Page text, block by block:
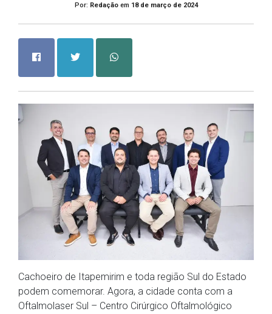
Por: Redaçãoem 18 de março de 2024
Cachoeiro de Itapemirim e toda região Sul do Estado
podem comemorar. Agora, a cidade conta com a
Oftalmolaser Sul – Centro Cirúrgico Oftalmológico